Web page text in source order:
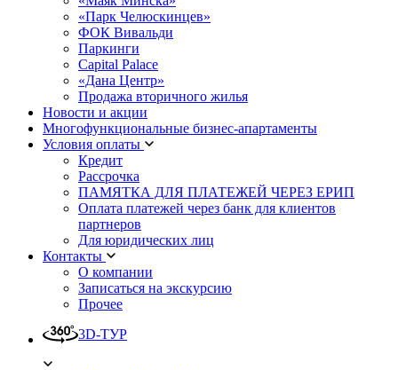
«Парк Челюскинцев»
ФОК Вивальди
Паркинги
Capital Palace
«Дана Центр»
Продажа вторичного жилья
Новости и акции
Многофункциональные бизнес-апартаменты
Условия оплаты
Кредит
Рассрочка
ПАМЯТКА ДЛЯ ПЛАТЕЖЕЙ ЧЕРЕЗ ЕРИП
Оплата платежей через банк для клиентов
партнеров
Для юридических лиц
Контакты
О компании
Записаться на экскурсию
Прочее
3D-ТУР